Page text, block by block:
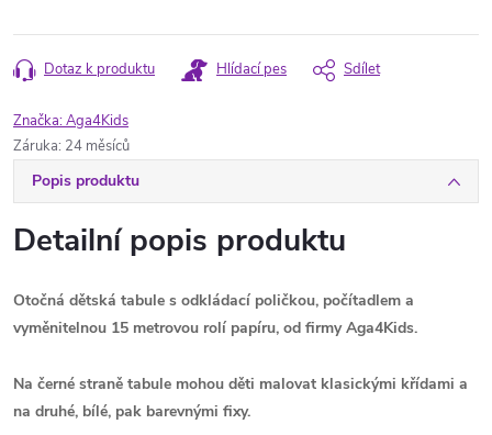
cena:
Dotaz k produktu Hlídací pes Sdílet
Značka:Aga4Kids
Záruka: 24 měsíců
Popis produktu
Detailní popis produktu
Otočná dětská tabule s odkládací poličkou, počítadlem a
vyměnitelnou 15 metrovou rolí papíru, od firmy Aga4Kids.
Na černé straně tabule mohou děti malovat klasickými křídami a
na druhé, bílé, pak barevnými fixy.